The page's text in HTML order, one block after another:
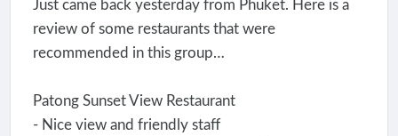
Just came back yesterday from Phuket. Here is a
review of some restaurants that were
recommended in this group…
Patong Sunset View Restaurant
- Nice view and friendly staff